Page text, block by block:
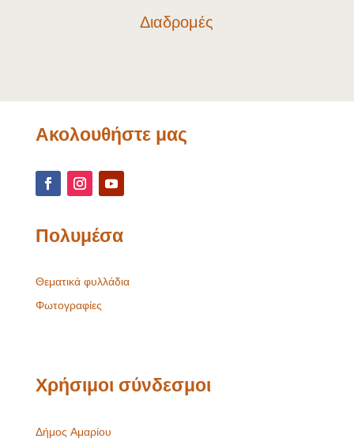
Διαδρομές
Ακολουθήστε μας
Πολυμέσα
Θεματικά φυλλάδια
Φωτογραφίες
Χρήσιμοι σύνδεσμοι
Δήμος Αμαρίου